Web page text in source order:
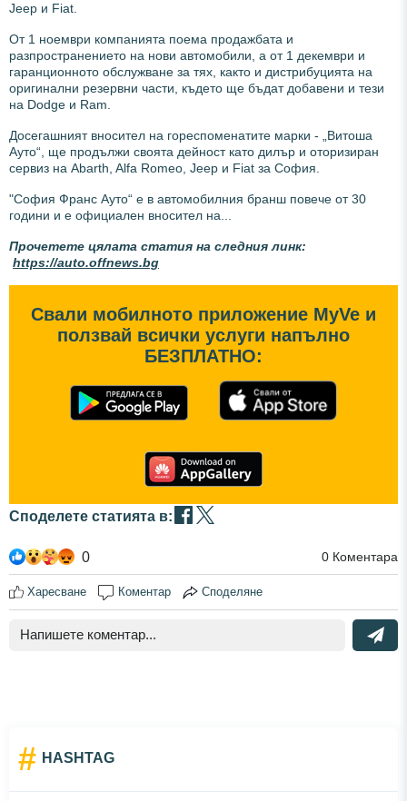
Jeep и Fiat.
От 1 ноември компанията поема продажбата и
разпространението на нови автомобили, а от 1 декември и
гаранционното обслужване за тях, както и дистрибуцията на
оригинални резервни части, където ще бъдат добавени и тези
на Dodge и Ram.
Досегашният вносител на гореспоменатите марки - „Витоша
Ауто“, ще продължи своята дейност като дилър и оторизиран
сервиз на Abarth, Alfa Romeo, Jeep и Fiat за София.
"София Франс Ауто“ е в автомобилния бранш повече от 30
години и е официален вносител на...
Прочетете цялата статия на следния линк:
https://auto.offnews.bg
Свали мобилното приложение MyVe и
ползвай всички услуги напълно
БЕЗПЛАТНО:
Споделете статията в:
0 0 Коментара
Харесване Коментар Споделяне
# HASHTAG